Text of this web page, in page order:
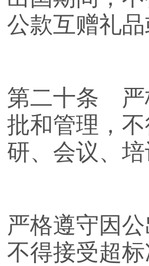
公款互赠礼
第二十条 严
批和管理，
研、会议、
严格遵守因
不得接受超